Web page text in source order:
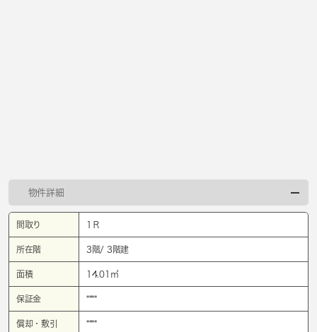
物件詳細
間取り 1Ｒ
所在階 3階/ 3階建
面積 14.01㎡
保証金 ****
償却・敷引 ****